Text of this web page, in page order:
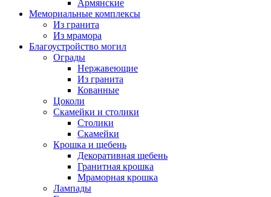
Армянские
Мемориальные комплексы
Из гранита
Из мрамора
Благоустройство могил
Ограды
Нержавеющие
Из гранита
Кованные
Цоколи
Скамейки и столики
Столики
Скамейки
Крошка и щебень
Декоративная щебень
Гранитная крошка
Мраморная крошка
Лампады